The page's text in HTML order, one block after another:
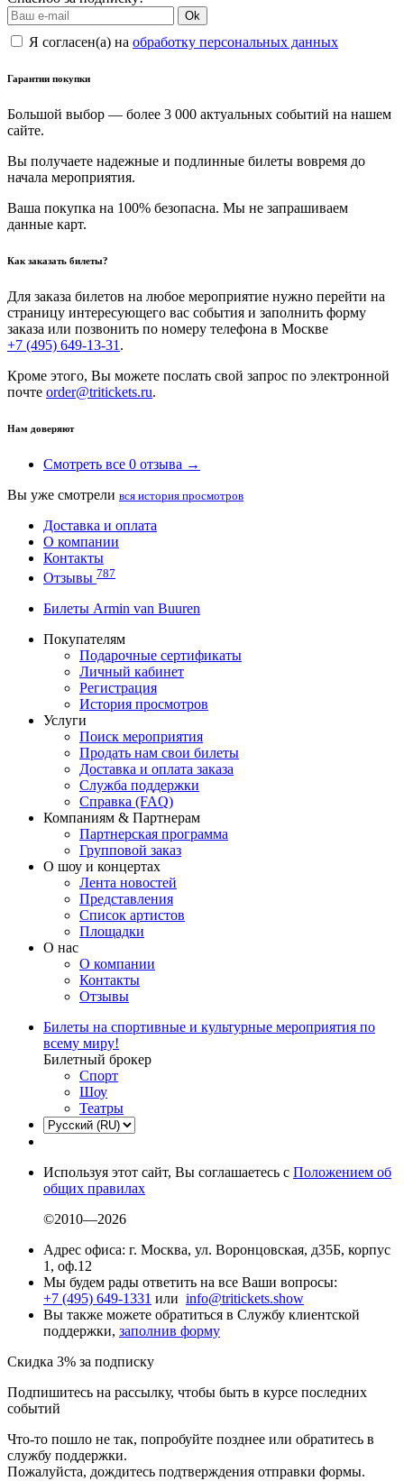
Ok
Я согласен(а) на обработку персональных данных
Гарантии покупки
Большой выбор — более 3 000 актуальных событий на нашем
сайте.
Вы получаете надежные и подлинные билеты вовремя до
начала мероприятия.
Ваша покупка на 100% безопасна. Мы не запрашиваем
данные карт.
Как заказать билеты?
Для заказа билетов на любое мероприятие нужно перейти на
страницу интересующего вас события и заполнить форму
заказа или позвонить по номеру телефона в Москве
+7 (495) 649-13-31 .
Кроме этого, Вы можете послать свой запрос по электронной
почте order@tritickets.ru.
Нам доверяют
Смотреть все 0 отзыва →
Вы уже смотрели вся история просмотров
Доставка и оплата
О компании
Контакты
Отзывы 787
Билеты Armin van Buuren
Покупателям
Подарочные сертификаты
Личный кабинет
Регистрация
История просмотров
Услуги
Поиск мероприятия
Продать нам свои билеты
Доставка и оплата заказа
Служба поддержки
Справка (FAQ)
Компаниям & Партнерам
Партнерская программа
Групповой заказ
О шоу и концертах
Лента новостей
Представления
Список артистов
Площадки
О нас
О компании
Контакты
Отзывы
Билеты на спортивные и культурные мероприятия по
всему миру!
Билетный брокер
Спорт
Шоу
Театры
Используя этот сайт, Вы соглашаетесь с Положением об
общих правилах
©2010—2026
Адрес офиса: г. Москва, ул. Воронцовская, д35Б, корпус
1, оф.12
Мы будем рады ответить на все Ваши вопросы:
+7 (495) 649-1331 или info@tritickets.show
Вы также можете обратиться в Службу клиентской
поддержки, заполнив форму
Скидка 3% за подписку
Подпишитесь на рассылку, чтобы быть в курсе последних
событий
Что-то пошло не так, попробуйте позднее или обратитесь в
службу поддержки.
Пожалуйста, дождитесь подтверждения отправки формы.